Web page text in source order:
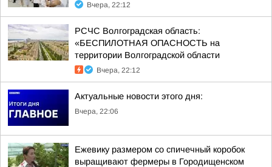
Вчера, 22:12
РСЧС Волгоградская область:
«БЕСПИЛОТНАЯ ОПАСНОСТЬ на
территории Волгоградской области
Вчера, 22:12
Актуальные новости этого дня:
Вчера, 22:06
Ежевику размером со спичечный коробок
выращивают фермеры в Городищенском